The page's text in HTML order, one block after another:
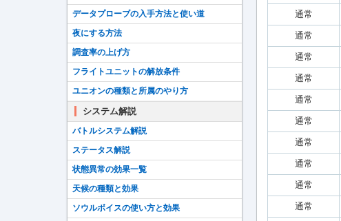
通常
通常
通常
通常
通常
通常
通常
通常
通常
通常
データプローブの入手方法と使い道
夜にする方法
調査率の上げ方
フライトユニットの解放条件
ユニオンの種類と所属のやり方
システム解説
バトルシステム解説
ステータス解説
状態異常の効果一覧
天候の種類と効果
ソウルボイスの使い方と効果